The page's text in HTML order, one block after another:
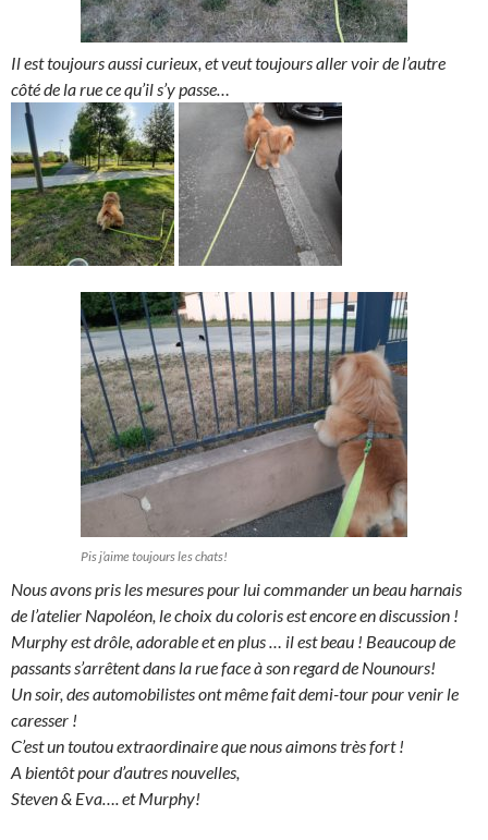
Il est toujours aussi curieux, et veut toujours aller voir de l’autre
côté de la rue ce qu’il s’y passe…
Pis j’aime toujours les chats!
Nous avons pris les mesures pour lui commander un beau harnais
de l’atelier Napoléon, le choix du coloris est encore en discussion !
Murphy est drôle, adorable et en plus … il est beau ! Beaucoup de
passants s’arrêtent dans la rue face à son regard de Nounours!
Un soir, des automobilistes ont même fait demi-tour pour venir le
caresser !
C’est un toutou extraordinaire que nous aimons très fort !
A bientôt pour d’autres nouvelles,
Steven & Eva…. et Murphy!